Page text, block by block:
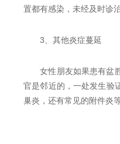
置都有感染，未经及时诊
3、其他炎症蔓延
女性朋友如果患有盆
官是邻近的，一处发生验
巢炎，还有常见的附件炎等